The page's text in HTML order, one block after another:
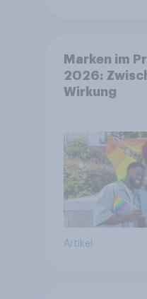
Marken im
2026:
Wirkung
Artikel